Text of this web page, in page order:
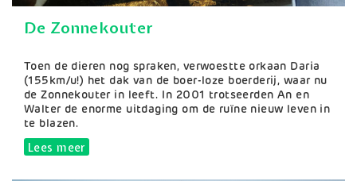
De Zonnekouter
Samenvatting
Toen de dieren nog spraken, verwoestte orkaan Daria
(155km/u!) het dak van de boer-loze boerderij, waar nu
de Zonnekouter in leeft. In 2001 trotseerden An en
Walter de enorme uitdaging om de ruïne nieuw leven in
te blazen.
Lees meerover De Zonnekouter